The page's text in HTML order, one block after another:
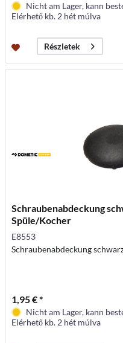
Nicht am Lager, kann
Elérhető kb. 2 hét múlva
Részletek
Schraubenabdeckung
Spüle/Kocher
E8553
Schraubenabdeckung
1,95 € *
Nicht am Lager, kann
Elérhető kb. 2 hét múlva